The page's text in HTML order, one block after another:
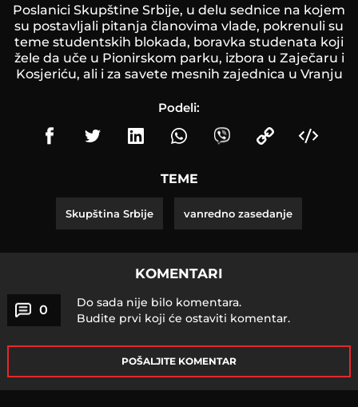
Poslanici Skupštine Srbije, u delu sednice na kojem
su postavljali pitanja članovima vlade, pokrenuli su
teme studentskih blokada, boravka studenata koji
žele da uče u Pionirskom parku, izbora u Zaječaru i
Kosjeriću, ali i za savete mesnih zajednica u Vranju
Podeli:
TEME
Skupština Srbije vanredno zasedanje
KOMENTARI
0
Do sada nije bilo komentara.
Budite prvi koji će ostaviti komentar.
POŠALJITE KOMENTAR